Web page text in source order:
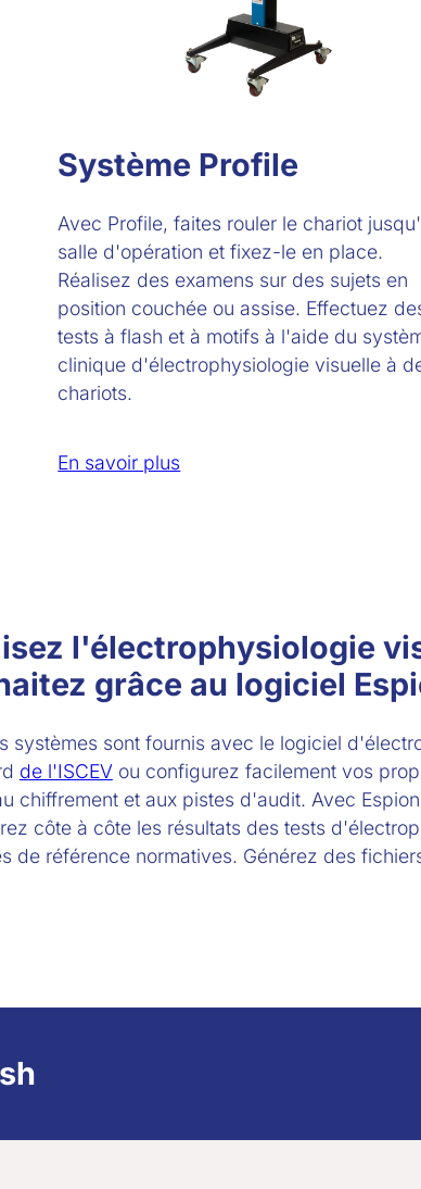
Système Profile
Avec Profile, faites rouler le chariot
salle d'opération et fixez-le en place.
Réalisez des examens sur des sujets en
position couchée ou assise. Effectuez
tests à flash et à motifs à l'aide du
clinique d'électrophysiologie visuelle à
chariots.
En savoir plus
l'électrophysiologie
grâce au logiciel
systèmes sont fournis avec le logiciel
de l'ISCEVou configurez facilement vos
chiffrement et aux pistes d'audit. Avec
côte à côte les résultats des tests
de référence normatives. Générez des